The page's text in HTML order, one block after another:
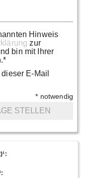
Hinweis
zur
bin mit Ihrer
E-Mail
* notwendig
STELLEN
:
: